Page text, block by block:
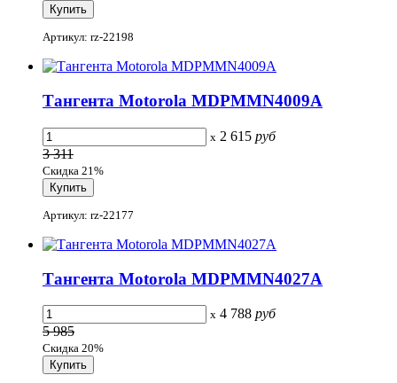
Артикул: rz-22198
Тангента Motorola MDPMMN4009A
x 2 615 руб
3 311
Скидка 21%
Артикул: rz-22177
Тангента Motorola MDPMMN4027A
x 4 788 руб
5 985
Скидка 20%